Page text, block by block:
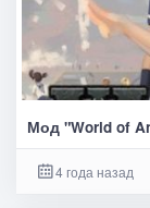
Мод "World of
4 года назад